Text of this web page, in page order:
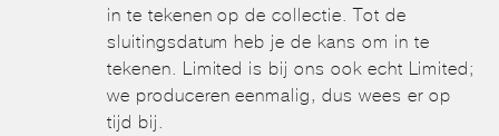
in te tekenen op de collectie. Tot de
sluitingsdatum heb je de kans om in te
tekenen. Limited is bij ons ook echt Limited;
we produceren eenmalig, dus wees er op
tijd bij.